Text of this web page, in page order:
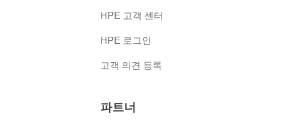
HPE 고객 센터
HPE 로그인
고객 의견 등록
파트너